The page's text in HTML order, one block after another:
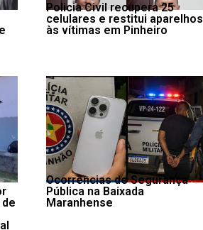
Policia Civil recupera 25
celulares e restitui aparelhos
às vítimas em Pinheiro
Ocorrências de Segurança
Pública na Baixada
Maranhense